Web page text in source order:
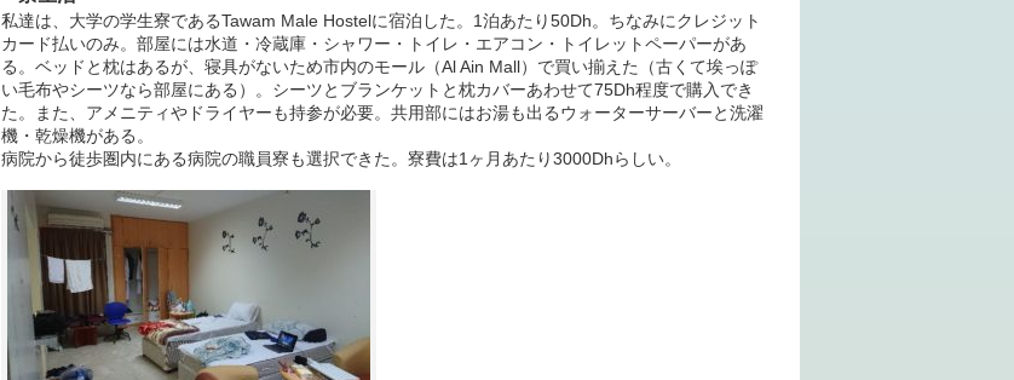
私達は、大学の学生寮であるTawam Male Hostelに宿泊した。1泊あたり50Dh。ちなみにクレジット
カード払いのみ。部屋には水道・冷蔵庫・シャワー・トイレ・エアコン・トイレットペーパーがあ
る。ベッドと枕はあるが、寝具がないため市内のモール（Al Ain Mall）で買い揃えた（古くて埃っぽ
い毛布やシーツなら部屋にある）。シーツとブランケットと枕カバーあわせて75Dh程度で購入でき
た。また、アメニティやドライヤーも持参が必要。共用部にはお湯も出るウォーターサーバーと洗濯
機・乾燥機がある。
病院から徒歩圏内にある病院の職員寮も選択できた。寮費は1ヶ月あたり3000Dhらしい。